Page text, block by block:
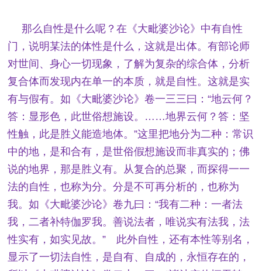
那么自性是什么呢？在《大毗婆沙论》中有自性
门，说明某法的体性是什么，这就是出体。有部论师
对世间、身心一切现象，了解为复杂的综合体，分析
复合体而发现内在单一的本质，就是自性。这就是实
有与假有。如《大毗婆沙论》卷一三三曰：“地云何？
答：显形色，此世俗想施设。……地界云何？答：坚
性触，此是胜义能造地体。”这里把地分为二种：常识
中的地，是和合有，是世俗假想施设而非真实的；佛
说的地界，那是胜义有。从复合的总聚，而探得一一
法的自性，也称为分。分是不可再分析的，也称为
我。如《大毗婆沙论》卷九曰：“我有二种：一者法
我，二者补特伽罗我。善说法者，唯说实有法我，法
性实有，如实见故。” 此外自性，还有本性等别名，
显示了一切法自性，是自有、自成的，永恒存在的，